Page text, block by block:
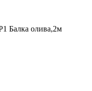
Балка олива,2м